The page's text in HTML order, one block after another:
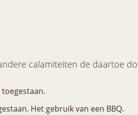
calamiteiten de daartoe
Het gebruik van een BBQ.